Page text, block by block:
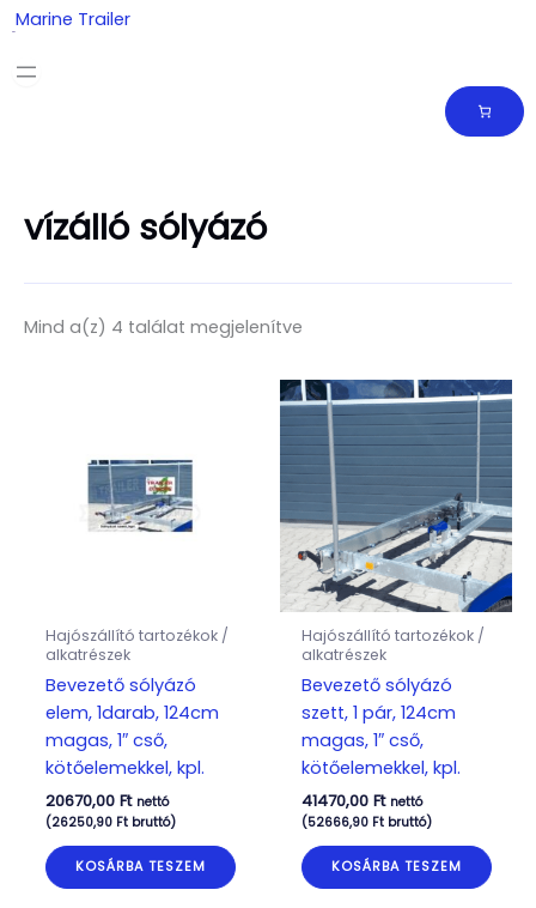
Skip
to
content
Marine Trailer
vízálló sólyázó
Mind a(z) 4 találat megjelenítve
Hajószállító tartozékok /
alkatrészek
Bevezető sólyázó
elem, 1darab, 124cm
magas, 1″ cső,
kötőelemekkel, kpl.
20670,00 Ft nettó
(26250,90 Ftbruttó)
KOSÁRBA TESZEM
Hajószállító tartozékok /
alkatrészek
Bevezető sólyázó
szett, 1 pár, 124cm
magas, 1″ cső,
kötőelemekkel, kpl.
41470,00 Ft nettó
(52666,90 Ftbruttó)
KOSÁRBA TESZEM